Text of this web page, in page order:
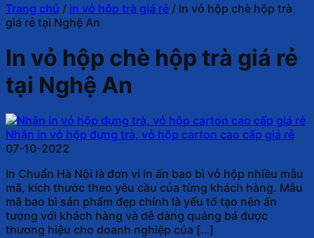
Trang chủ / in vỏ hộp trà giá rẻ / In vỏ hộp chè hộp trà
giá rẻ tại Nghệ An
In vỏ hộp chè hộp trà giá rẻ
tại Nghệ An
Nhận in vỏ hộp đựng trà, vỏ hộp carton cao cấp giá rẻ
07-10-2022
In Chuẩn Hà Nội là đơn vi in ấn bao bì vỏ hộp nhiều mẫu
mã, kích thước theo yêu cầu của từng khách hàng. Mẫu
mã bao bì sản phẩm đẹp chính là yếu tố tạo nên ấn
tượng với khách hàng và dễ dàng quảng bá được
thương hiệu cho doanh nghiệp của […]